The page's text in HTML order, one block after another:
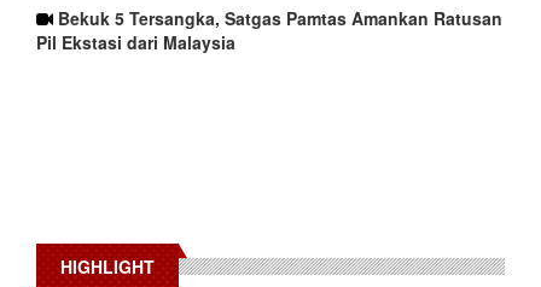
Bekuk 5 Tersangka, Satgas Pamtas Amankan Ratusan
Pil Ekstasi dari Malaysia
HIGHLIGHT